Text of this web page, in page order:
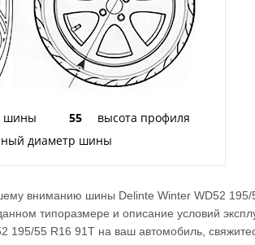
шины 55
высота профиля
диаметр шины
вниманию шины Delinte Winter WD52 195/
типоразмере и описание условий
195/55 R16 91T на ваш автомобиль,